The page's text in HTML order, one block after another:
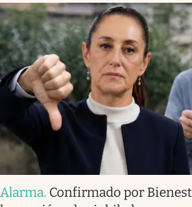
Alarma. Confirmado por